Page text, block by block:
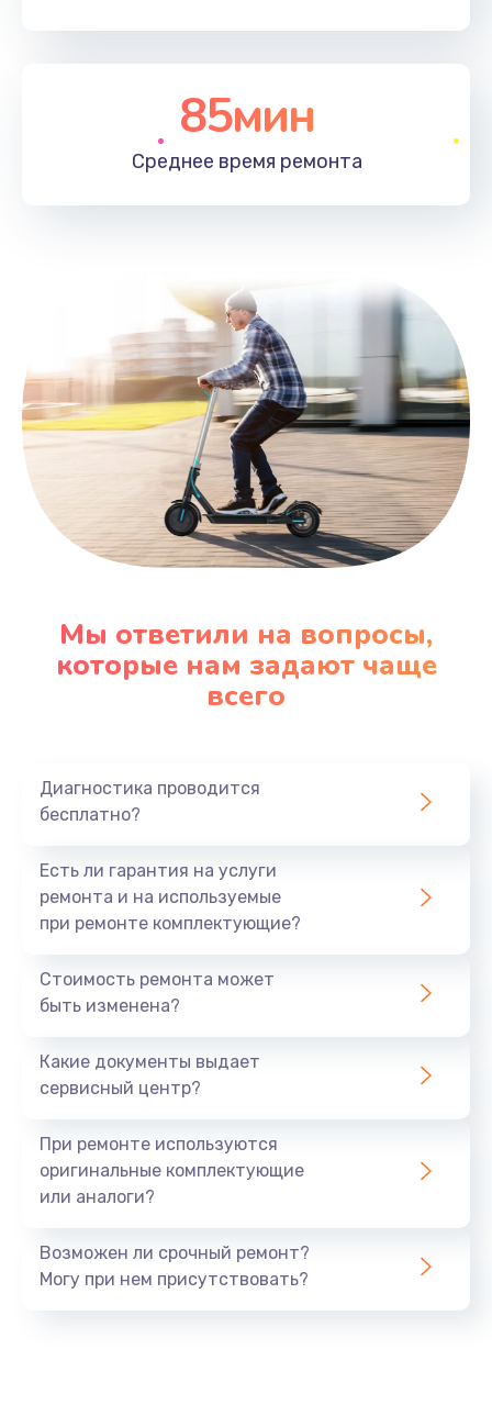
85мин
Среднее время ремонта
Мы ответили на вопросы,
которые нам задают чаще
всего
Диагностика проводится
бесплатно?
Есть ли гарантия на услуги
ремонта и на используемые
при ремонте комплектующие?
Стоимость ремонта может
быть изменена?
Какие документы выдает
сервисный центр?
При ремонте используются
оригинальные комплектующие
или аналоги?
Возможен ли срочный ремонт?
Могу при нем присутствовать?